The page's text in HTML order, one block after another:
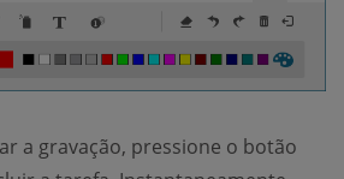
a gravação, pressione o botão